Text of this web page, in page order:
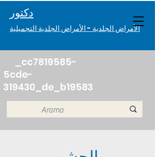
دكتور. Melisa Eczacıbaşı
الأمراض الجلدية - الأمراض الجلدية التجميلية
_cc7819585-
5cde-
319430_de_b19583